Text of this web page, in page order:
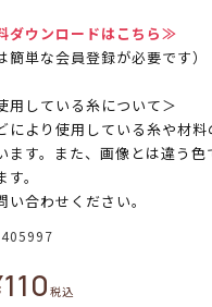
ダウンロードはこちら≫
簡単な会員登録が必要です）
用している糸について＞
により使用している糸や材
ます。また、画像とは違う
。
い合わせください。
405997
110税込